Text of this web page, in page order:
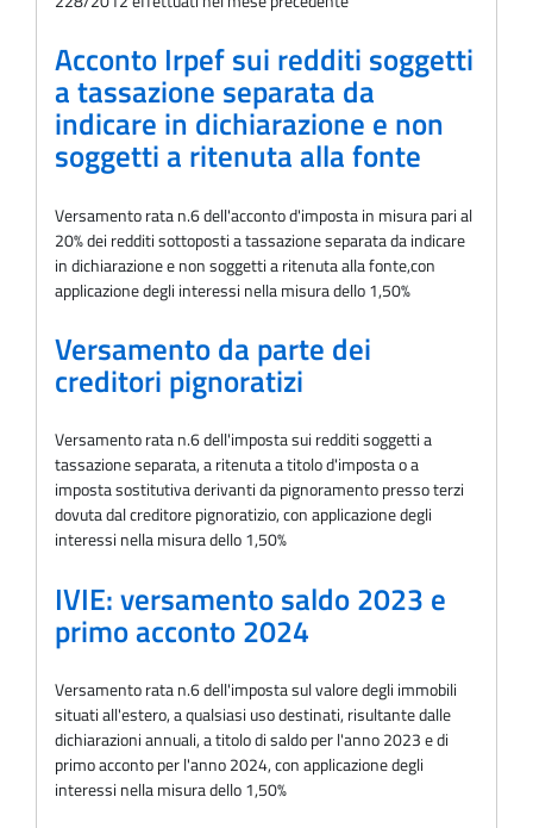
Acconto Irpef sui redditi soggetti
a tassazione separata da
indicare in dichiarazione e non
soggetti a ritenuta alla fonte
Versamento rata n.6 dell'acconto d'imposta in misura pari al
20% dei redditi sottoposti a tassazione separata da indicare
in dichiarazione e non soggetti a ritenuta alla fonte,con
applicazione degli interessi nella misura dello 1,50%
Versamento da parte dei
creditori pignoratizi
Versamento rata n.6 dell'imposta sui redditi soggetti a
tassazione separata, a ritenuta a titolo d'imposta o a
imposta sostitutiva derivanti da pignoramento presso terzi
dovuta dal creditore pignoratizio, con applicazione degli
interessi nella misura dello 1,50%
IVIE: versamento saldo 2023 e
primo acconto 2024
Versamento rata n.6 dell'imposta sul valore degli immobili
situati all'estero, a qualsiasi uso destinati, risultante dalle
dichiarazioni annuali, a titolo di saldo per l'anno 2023 e di
primo acconto per l'anno 2024, con applicazione degli
interessi nella misura dello 1,50%